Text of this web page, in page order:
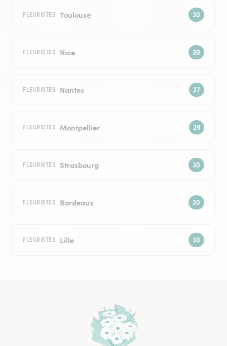
FLEURISTES Toulouse
FLEURISTES Nice
FLEURISTES Nantes
FLEURISTES Montpellier
FLEURISTES Strasbourg
FLEURISTES Bordeaux
FLEURISTES Lille